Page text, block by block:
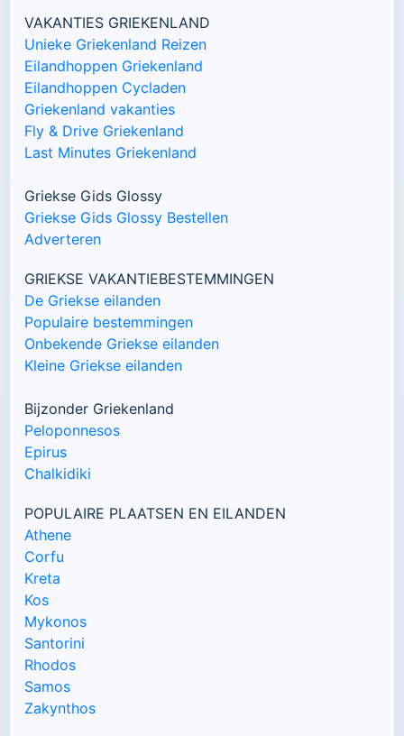
VAKANTIES GRIEKENLAND
Unieke Griekenland Reizen
Eilandhoppen Griekenland
Eilandhoppen Cycladen
Griekenland vakanties
Fly & Drive Griekenland
Last Minutes Griekenland
Griekse Gids Glossy
Griekse Gids Glossy Bestellen
Adverteren
GRIEKSE VAKANTIEBESTEMMINGEN
De Griekse eilanden
Populaire bestemmingen
Onbekende Griekse eilanden
Kleine Griekse eilanden
Bijzonder Griekenland
Peloponnesos
Epirus
Chalkidiki
POPULAIRE PLAATSEN EN EILANDEN
Athene
Corfu
Kreta
Kos
Mykonos
Santorini
Rhodos
Samos
Zakynthos